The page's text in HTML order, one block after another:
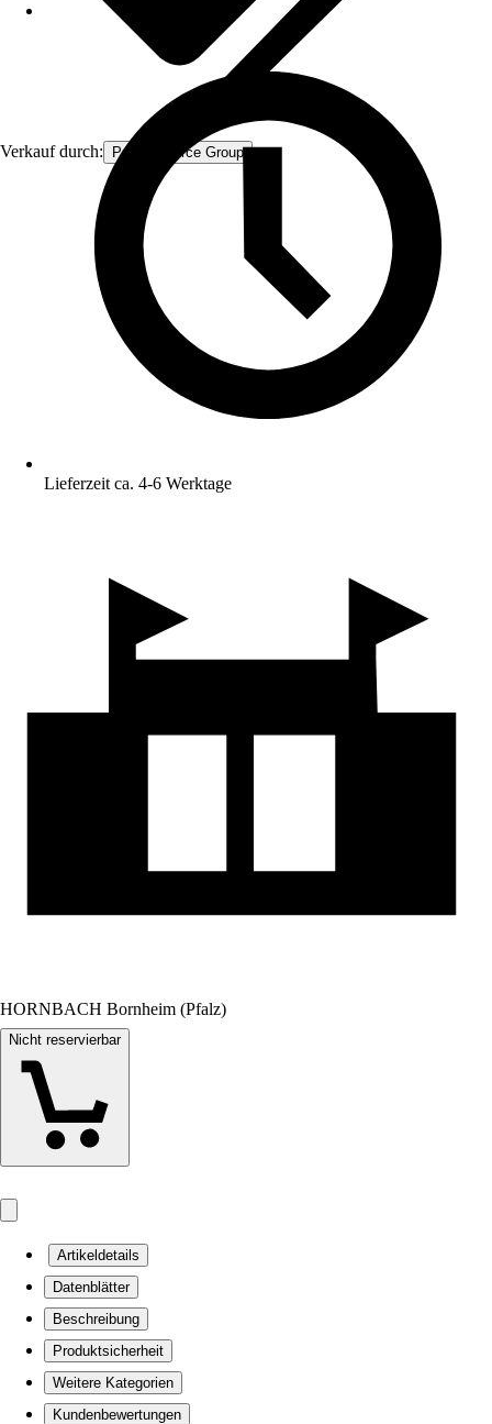
Verkauf durch: Procommerce Group
Lieferzeit ca. 4-6 Werktage
HORNBACH Bornheim (Pfalz)
Nicht reservierbar
Artikeldetails
Datenblätter
Beschreibung
Produktsicherheit
Weitere Kategorien
Kundenbewertungen